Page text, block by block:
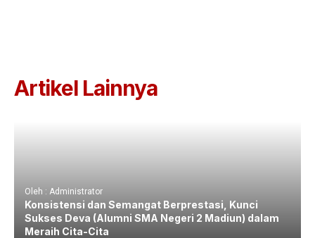
Artikel Lainnya
Oleh : Administrator
Konsistensi dan Semangat Berprestasi, Kunci
Sukses Deva (Alumni SMA Negeri 2 Madiun) dalam
Meraih Cita-Cita